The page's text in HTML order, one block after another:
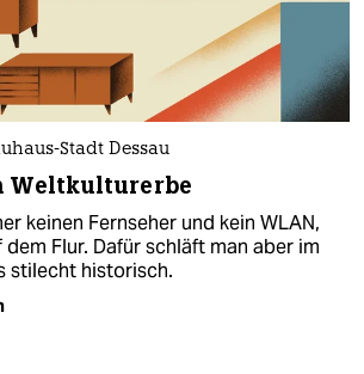
Stadt Dessau
Weltkulturerbe
keinen Fernseher und kein WLAN,
Flur. Dafür schläft man aber im
stilecht historisch.